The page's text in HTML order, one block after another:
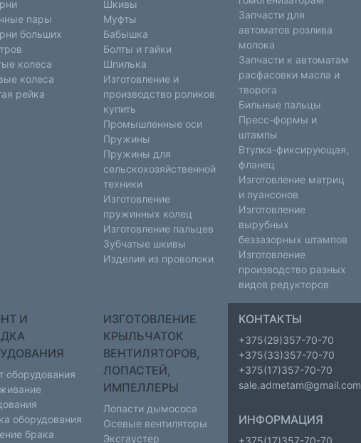
пары
больших
колеса
колеса
рейка
Шкивы
Муфты
Бабышка
Болты и гайки
Шпилька
Изготовление и
производство роликов
купить
Промышленные оси
Пружины
Пружины для
сельскохозяйственной
техники
Изготовление
пружинных колец
Изготовление пальцев
Зубчатые шкивы
Изделия из проволоки
Запчасти для
автоматов розлива
молока
Запчасти к автоматам
расфасовки масла и
творога
Бильные пальцы
Пресс-формы и
штампы
Втулка-фиксирующая,
фланец
Изготовление матриц
и пуансонов
Изготовление
вырубных
беззазорных штампов
Изготовление
производство разных
видов редукторов
И
оборудования
оборудования
брака
ИЗГОТОВЛЕНИЕ
КРЫЛЬЧАТОК
ВЕНТИЛЯТОРОВ,
ЛОПАСТЕЙ,
ИМПЕЛЛЕРЫ
Лопасти дымососа
Осевые вентиляторы
Эксгаустер
КОНТАКТЫ
+375(29)357-70-70
+375(33)357-70-70
+375(17)357-70-70
sale.admetam@gmail.com
ИНФОРМАЦИЯ
+375(17)357-70-70